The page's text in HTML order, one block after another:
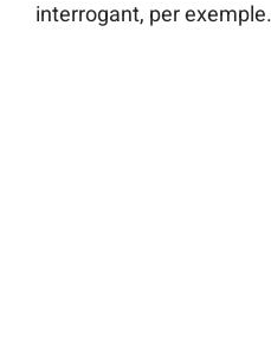
interrogant, per exemple.